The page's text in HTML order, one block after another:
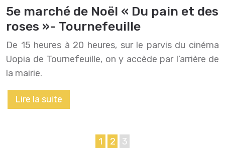
5e marché de Noël « Du pain et des
roses »- Tournefeuille
De 15 heures à 20 heures, sur le parvis du cinéma
Uopia de Tournefeuille, on y accède par l’arrière de
la mairie.
Lire la suite
1 2 3